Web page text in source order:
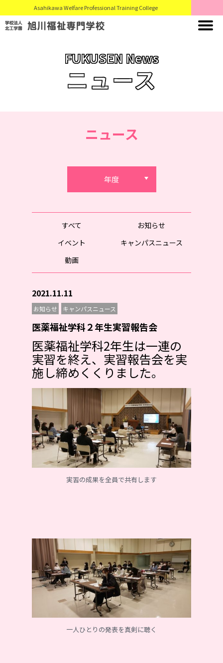
Asahikawa Welfare Professional Training College
FUKUSEN News
ニュース
ニュース
年度
すべて
お知らせ
イベント
キャンパスニュース
動画
2021.11.11
お知らせ キャンパスニュース
医薬福祉学科２年生実習報告会
医薬福祉学科2年生は一連の
実習を終え、 実習報告会を実
施し締めくくりました。
実習の成果を全員で共有します
一人ひとりの発表を真剣に聴く